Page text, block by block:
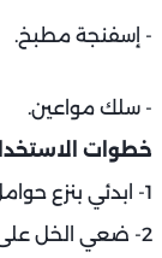
- إسفنجة مطبخ.
- سلك مواعين.
خطوات
1- ابدئي بنزع حوامل عيون البوتاجاز.
2- ضعي الخل على